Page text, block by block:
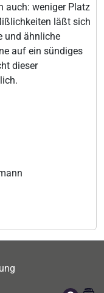
auch: weniger Platz
läßt sich
und ähnliche
auf ein sündiges
dieser